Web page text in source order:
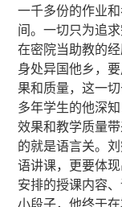
一千多份的作业
间。一切只为追求
在密院当助教的
身处异国他乡，
果和质量，这一
多年学生的他深
效果和教学质量
的就是语言关。
语讲课，更要体
安排的授课内容
小段子，他终于